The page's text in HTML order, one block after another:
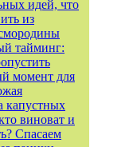
идей, что
из
тайминг:
момент для
капустных
виноват и
Спасаем